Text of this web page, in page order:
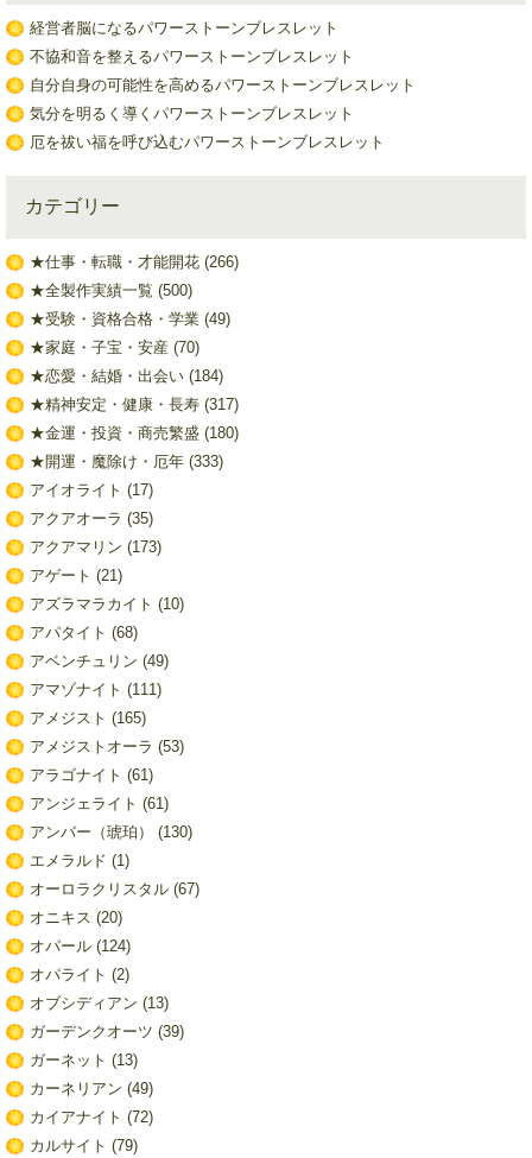
経営者脳になるパワーストーンブレスレット
不協和音を整えるパワーストーンブレスレット
自分自身の可能性を高めるパワーストーンブレスレット
気分を明るく導くパワーストーンブレスレット
厄を祓い福を呼び込むパワーストーンブレスレット
カテゴリー
★仕事・転職・才能開花(266)
★全製作実績一覧 (500)
★受験・資格合格・学業(49)
★家庭・子宝・安産(70)
★恋愛・結婚・出会い(184)
★精神安定・健康・長寿(317)
★金運・投資・商売繁盛 (180)
★開運・魔除け・厄年(333)
アイオライト (17)
アクアオーラ (35)
アクアマリン (173)
アゲート (21)
アズラマラカイト (10)
アパタイト (68)
アベンチュリン (49)
アマゾナイト (111)
アメジスト (165)
アメジストオーラ (53)
アラゴナイト (61)
アンジェライト (61)
アンバー（琥珀）
(130)
エメラルド (1)
オーロラクリスタル(67)
オニキス (20)
オパール(124)
オパライト (2)
オブシディアン (13)
ガーデンクオーツ (39)
ガーネット (13)
カーネリアン (49)
カイアナイト (72)
カルサイト (79)